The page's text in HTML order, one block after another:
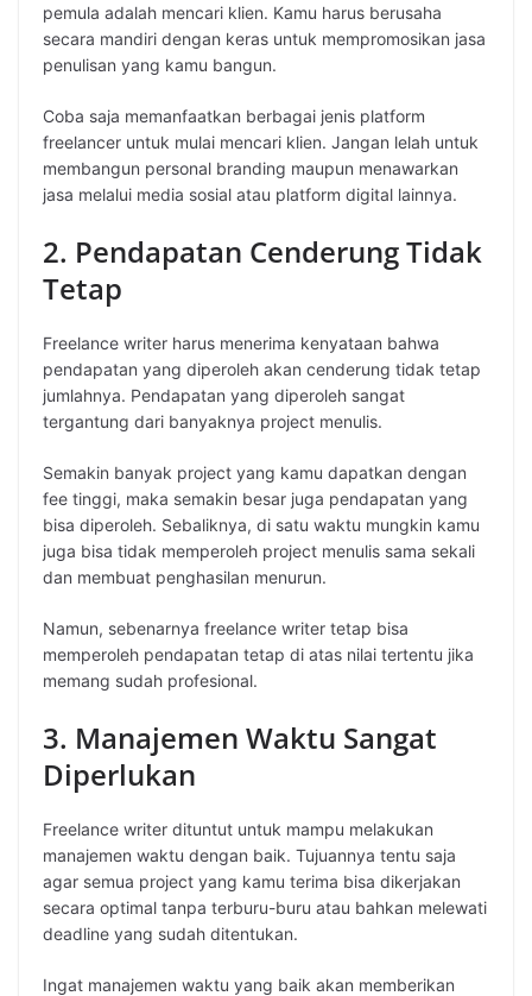
pemula adalah mencari klien. Kamu harus berusaha
secara mandiri dengan keras untuk mempromosikan jasa
penulisan yang kamu bangun.
Coba saja memanfaatkan berbagai jenis platform
freelancer untuk mulai mencari klien. Jangan lelah untuk
membangun personal branding maupun menawarkan
jasa melalui media sosial atau platform digital lainnya.
2. Pendapatan Cenderung Tidak
Tetap
Freelance writer harus menerima kenyataan bahwa
pendapatan yang diperoleh akan cenderung tidak tetap
jumlahnya. Pendapatan yang diperoleh sangat
tergantung dari banyaknya project menulis.
Semakin banyak project yang kamu dapatkan dengan
fee tinggi, maka semakin besar juga pendapatan yang
bisa diperoleh. Sebaliknya, di satu waktu mungkin kamu
juga bisa tidak memperoleh project menulis sama sekali
dan membuat penghasilan menurun.
Namun, sebenarnya freelance writer tetap bisa
memperoleh pendapatan tetap di atas nilai tertentu jika
memang sudah profesional.
3. Manajemen Waktu Sangat
Diperlukan
Freelance writer dituntut untuk mampu melakukan
manajemen waktu dengan baik. Tujuannya tentu saja
agar semua project yang kamu terima bisa dikerjakan
secara optimal tanpa terburu-buru atau bahkan melewati
deadline yang sudah ditentukan.
Ingat manajemen waktu yang baik akan memberikan